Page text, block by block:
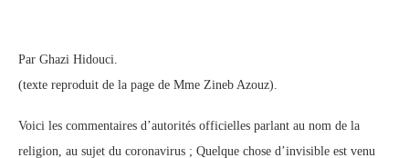
Par Ghazi Hidouci.
(texte reproduit de la page de Mme Zineb Azouz).
Voici les commentaires d’autorités officielles parlant au nom de la
religion, au sujet du coronavirus ; Quelque chose d’invisible est venu